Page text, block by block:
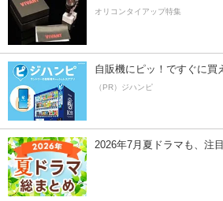
オリコンタイアップ特集
自販機にピッ！ですぐに買
（PR）ジハンピ
2026年7月夏ドラマも、注